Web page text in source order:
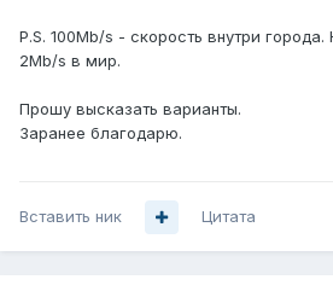
P.S. 100Mb/s - скорость внутри
2Mb/s в мир.
Прошу высказать варианты.
Заранее благодарю.
Вставить ник Цитата